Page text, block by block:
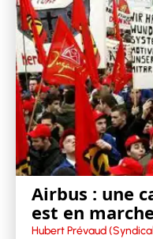
Airbus : une
est en marche
Hubert Prévaud